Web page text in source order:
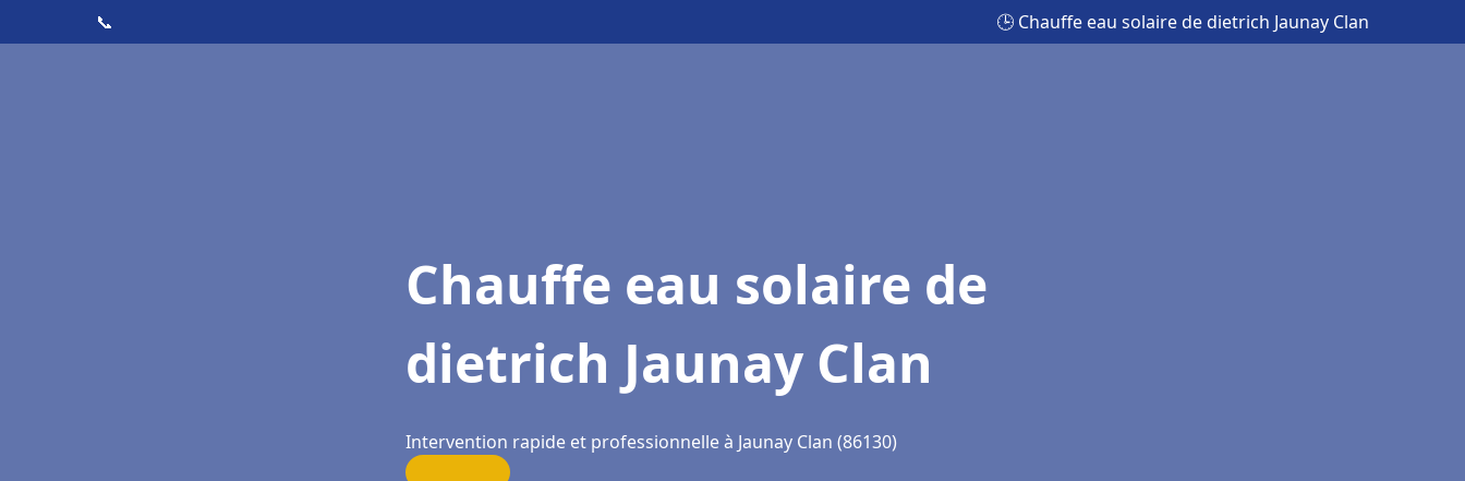
📞 🕒 Chauffe eau solaire de dietrich Jaunay Clan
Chauffe eau solaire de
dietrich Jaunay Clan
Intervention rapide et professionnelle à Jaunay Clan (86130)